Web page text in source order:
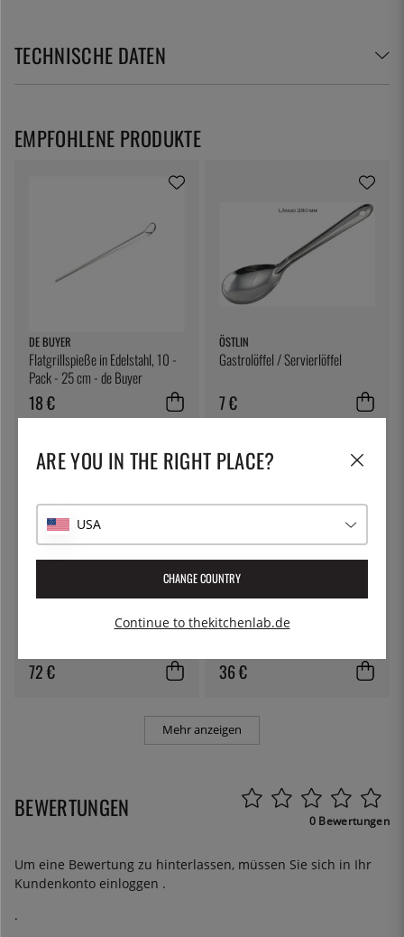
TECHNISCHE DATEN
DE BUYER
Flatgrillspieße in Edelstahl, 10 -
Pack - 25 cm - de Buyer
18 €
ÖSTLIN
Gastrolöffel / Servierlöffel
7 €
Handlicher Gasbrenner mit Piezo,
72 €
Eiswürfel, klar - 100% Chef
36 €
Mehr anzeigen
EMPFOHLENE PRODUKTE
BEWERTUNGEN 0 Bewertungen
Um eine Bewertung zu hinterlassen, müssen Sie sich in Ihr
Kundenkonto einloggen .
.
ARE YOU IN THE RIGHT PLACE?
USA
CHANGE COUNTRY
Continue to thekitchenlab.de